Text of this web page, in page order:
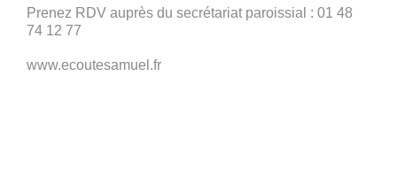
Prenez RDV auprès du secrétariat paroissial : 01 48
74 12 77
www.ecoutesamuel.fr